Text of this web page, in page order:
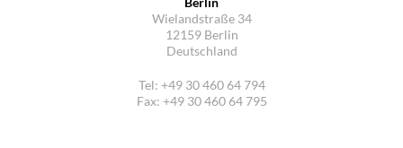
Wielandstraße 34
12159 Berlin
Deutschland
Tel: +49 30 460 64 794
Fax: +49 30 460 64 795